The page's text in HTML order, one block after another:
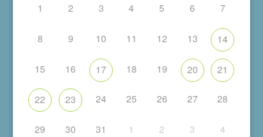
1
2 3 4 5 6 7
8 9 10 11 12 13 14
15 16 17 18 19 20 21
22 23 24 25 26 27 28
29 30 31 1 2 3 4